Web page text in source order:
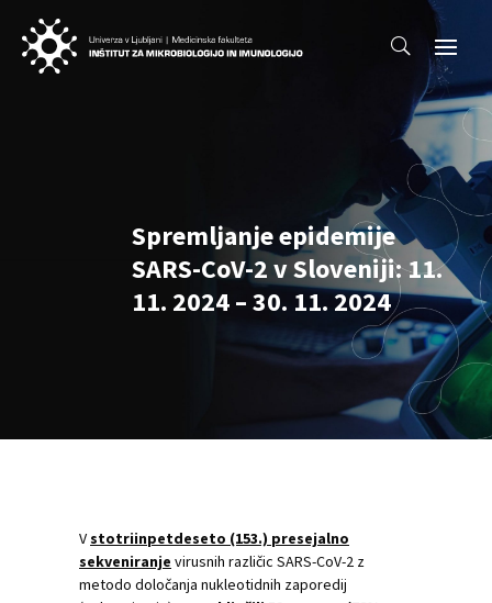
Spremljanje epidemije
SARS-CoV-2 v Sloveniji: 11.
11. 2024 – 30. 11. 2024
Vstotriinpetdeseto (153.) presejalno
sekveniranje virusnih različic SARS-CoV-2 z
metodo določanja nukleotidnih zaporedij